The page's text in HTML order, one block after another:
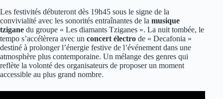
Les festivités débuteront dès 19h45 sous le signe de la
convivialité avec les sonorités entraînantes de la musique
tzigane du groupe « Les diamants Tziganes ». La nuit tombée, le
tempo s’accélèrera avec un concert électro de « Decafonia »
destiné à prolonger l’énergie festive de l’événement dans une
atmosphère plus contemporaine. Un mélange des genres qui
reflète la volonté des organisateurs de proposer un moment
accessible au plus grand nombre.